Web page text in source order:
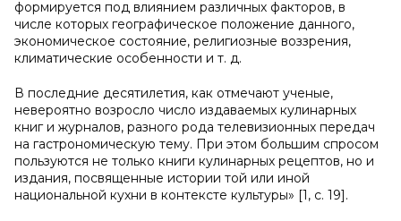
формируется под влиянием различных факторов, в
числе которых географическое положение данного,
экономическое состояние, религиозные воззрения,
климатические особенности и т. д.
В последние десятилетия, как отмечают ученые,
невероятно возросло число издаваемых кулинарных
книг и журналов, разного рода телевизионных передач
на гастрономическую тему. При этом большим спросом
пользуются не только книги кулинарных рецептов, но и
издания, посвященные истории той или иной
национальной кухни в контексте культуры» [1, с. 19].